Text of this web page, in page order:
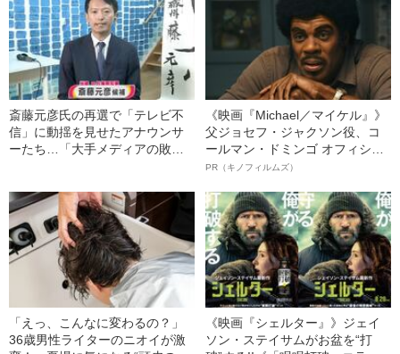
斎藤元彦氏の再選で「テレビ不
信」に動揺を見せたアナウンサ
ーたち…「大手メディアの敗
《映画『Michael／マイケル』》
父ジョセフ・ジャクソン役、コ
ールマン・ドミンゴ オフィシャ
ルインタビュー“観客を魅了した
語る”《日本興収70億円突破》
PR（キノフィルムズ）
「えっ、こんなに変わるの？」
36歳男性ライターのニオイが激
《映画『シェルター』》ジェイ
ソン・ステイサムがお盆を“打